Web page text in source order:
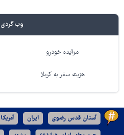
وب گردی
مزایده خودرو
هزینه سفر به کربلا
آستان قدس رضوی ایران آمریکا